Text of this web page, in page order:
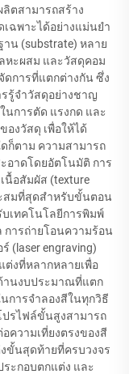
ตสามารถสร้าง
ฉพาะได้อย่างแม่นยำ
น (substrate) หลาย
หะผสม และวัสดุคอม
ดการที่แตกต่างกัน ซึ่ง
รู้จำวัสดุอย่างชาญ
นการตัด แรงกด และ
งวัสดุ เพื่อให้ได้
ก็ตาม ความสามารถ
อาดโดยอัตโนมัติ การ
นื้อสัมผัส (texture
สมที่สุดสำหรับขั้นตอน
เทคโนโลยีการพิมพ์
การถ่ายโอนความร้อน
(laser engraving)
ต่งที่หลากหลายเพื่อ
านงบประมาณที่แตก
การจำลองสีในทุกวิธี
รไฟล์ขั้นสูงสามารถ
ความเที่ยงตรงของสี
ขั้นสุดท้ายที่ครบวงจร
ะกอบตกแต่ง และ